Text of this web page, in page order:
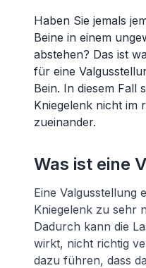
Haben Sie jemals
Beine in einem
abstehen? Das ist
für eine
Bein. In diesem Fall
Kniegelenk nicht im
zueinander.
Was ist eine
Eine Valgusstellung
Kniegelenk zu sehr
Dadurch kann die
wirkt, nicht richtig
dazu führen, dass